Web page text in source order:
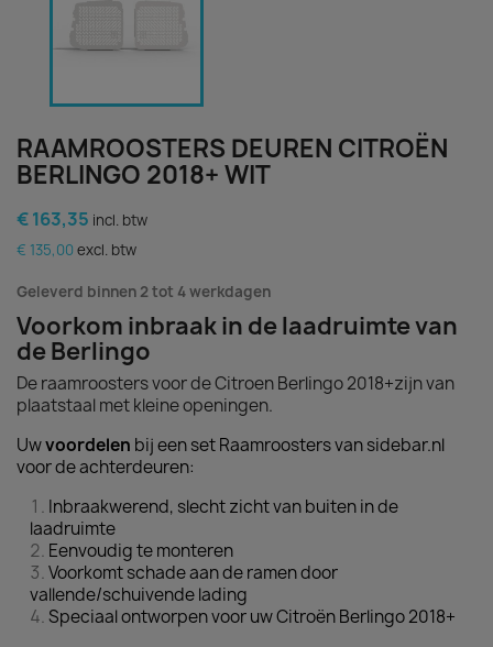
RAAMROOSTERS DEUREN CITROËN
BERLINGO 2018+ WIT
€ 163,35 incl. btw
€ 135,00 excl. btw
Geleverd binnen 2 tot 4 werkdagen
Voorkom inbraak in de laadruimte van
de Berlingo
De raamroosters voor de Citroen Berlingo 2018+zijn van
plaatstaal met kleine openingen.
Uwvoordelen bij een set Raamroosters van sidebar.nl
voor de achterdeuren:
Inbraakwerend, slecht zicht van buiten in de
laadruimte
Eenvoudig te monteren
Voorkomt schade aan de ramen door
vallende/schuivende lading
Speciaal ontworpen voor uw Citroën Berlingo 2018+